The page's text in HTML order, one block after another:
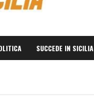
SUCCEDE IN SICILIA